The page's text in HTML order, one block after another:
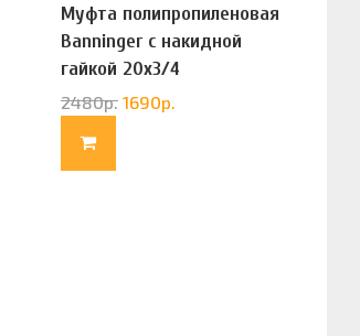
Муфта полипропиленовая
Banninger с накидной
гайкой 20х3/4
(G83322020)
2480р. 1690р.